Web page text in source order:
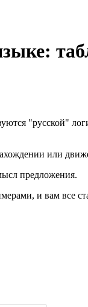
"русской"
или
предложения.
и вам все